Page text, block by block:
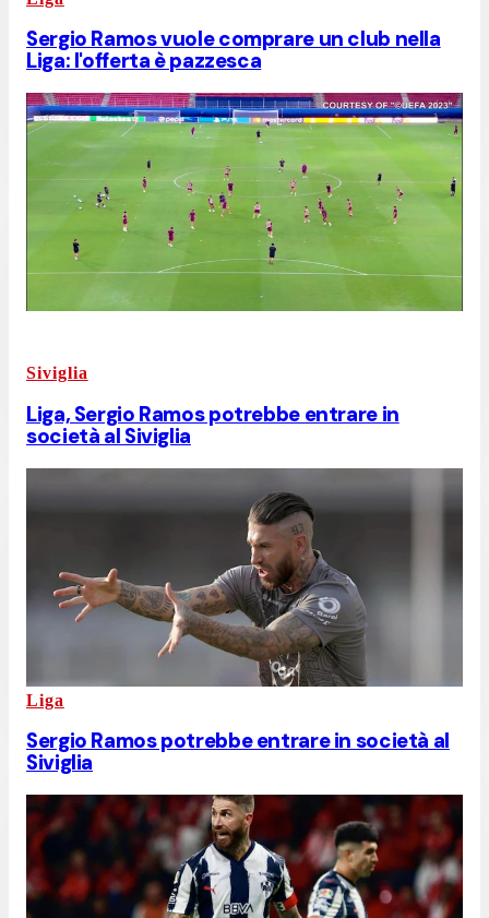
Sergio Ramos vuole comprare un club nella
Liga: l'offerta è pazzesca
Siviglia
Liga, Sergio Ramos potrebbe entrare in
società al Siviglia
Liga
Sergio Ramos potrebbe entrare in società al
Siviglia